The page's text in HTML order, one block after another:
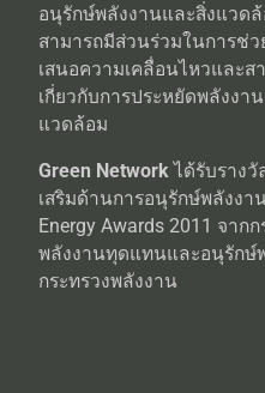
อนุรักษ์พลังงานและสิ่งแวด
สามารถมีส่วนร่วมในการช่
เสนอความเคลื่อนไหวและส
เกี่ยวกับการประหยัดพลังงา
แวดล้อม
Green Networkได้รับรางวั
เสริมด้านการอนุรักษ์พลังงา
Energy Awards 2011 จาก
พลังงานทุดแทนและอนุรักษ์
กระทรวงพลังงาน